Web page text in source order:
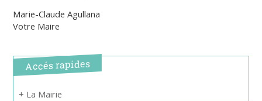
Marie-Claude Agullana
Votre Maire
Accés rapides
+ La Mairie